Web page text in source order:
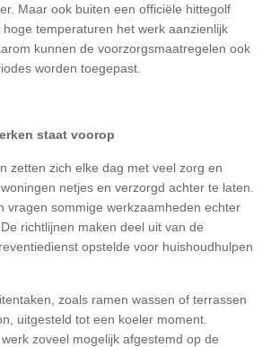
Maar ook buiten een officiële hittegolf
temperaturen het werk aanzienlijk
kunnen de voorzorgsmaatregelen ook
worden toegepast.
staat voorop
zetten zich elke dag met veel zorg en
netjes en verzorgd achter te laten.
vragen sommige werkzaamheden echter
richtlijnen maken deel uit van de
opstelde voor huishoudhulpen
zoals ramen wassen of terrassen
uitgesteld tot een koeler moment.
zoveel mogelijk afgestemd op de